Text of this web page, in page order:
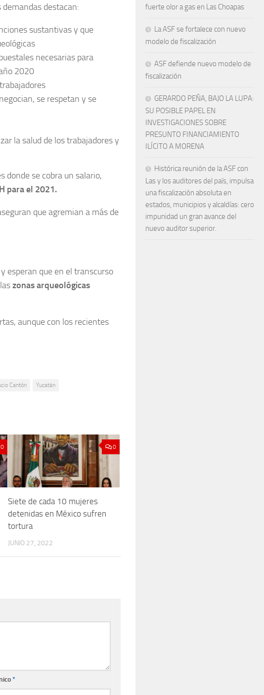
destacan:
sustantivas y que
necesarias para
2020
se respetan y se
la salud de los trabajadores y
donde se cobra un salario,
para el 2021.
que agremian a más de
esperan que en el transcurso
zonas arqueológicas
aunque con los recientes
Cantón Yucatán
0 0
Siete de cada 10 mujeres
detenidas en México sufren
tortura
JUNIO 27, 2022
*
fuerte olor a gas en Las Choapas
La ASF se fortalece con nuevo
modelo de fiscalización
ASF defiende nuevo modelo de
fiscalización
GERARDO PEÑA, BAJO LA LUPA:
SU POSIBLE PAPEL EN
INVESTIGACIONES SOBRE
PRESUNTO FINANCIAMIENTO
ILÍCITO A MORENA
Histórica reunión de la ASF con
Las y los auditores del país, impulsa
una fiscalización absoluta en
estados, municipios y alcaldías: cero
impunidad un gran avance del
nuevo auditor superior.